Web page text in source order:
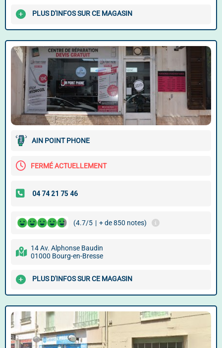
PLUS D'INFOS SUR CE MAGASIN
AIN POINT PHONE
FERMÉ ACTUELLEMENT
(4.7/5 | + de 850 notes)
14 Av. Alphonse Baudin
01000 Bourg-en-Bresse
PLUS D'INFOS SUR CE MAGASIN